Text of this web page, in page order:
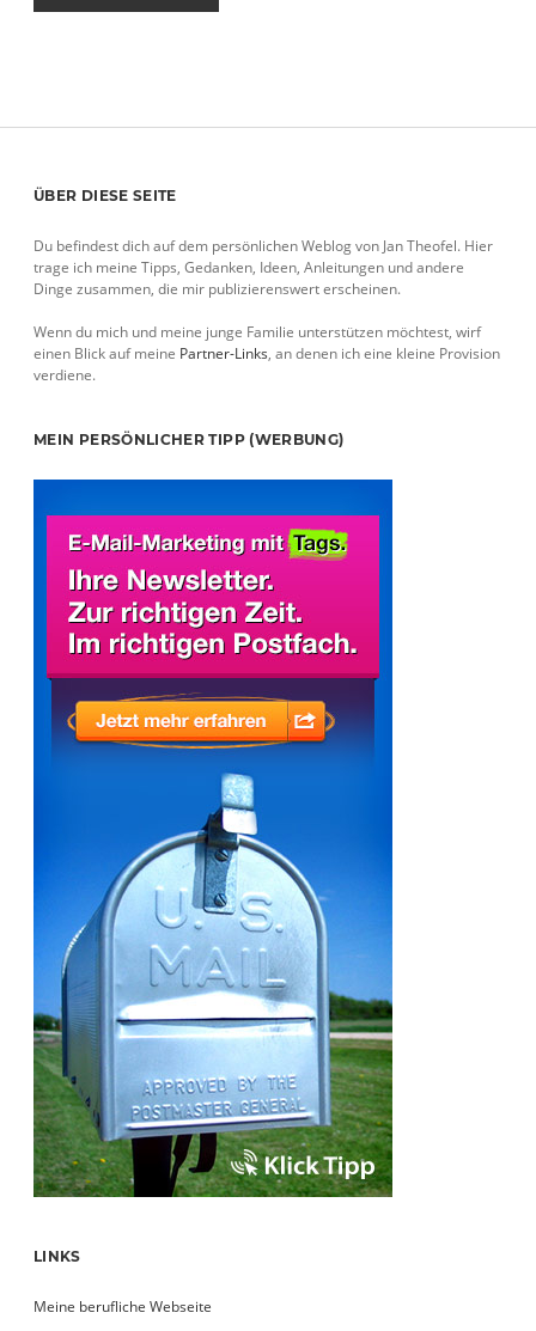
Sidebar
ÜBER DIESE SEITE
Du befindest dich auf dem persönlichen Weblog von Jan Theofel. Hier
trage ich meine Tipps, Gedanken, Ideen, Anleitungen und andere
Dinge zusammen, die mir publizierenswert erscheinen.
Wenn du mich und meine junge Familie unterstützen möchtest, wirf
einen Blick auf meine Partner-Links, an denen ich eine kleine Provision
verdiene.
MEIN PERSÖNLICHER TIPP (WERBUNG)
LINKS
Meine berufliche Webseite